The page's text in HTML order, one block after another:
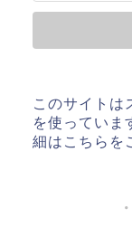
このサイトは
を使っていま
細はこちらを